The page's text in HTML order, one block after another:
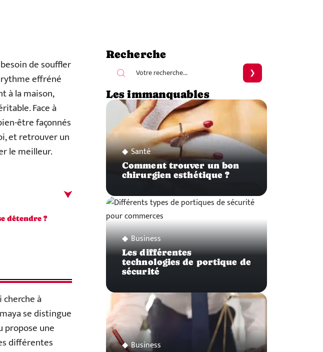
de souffler
rythme effréné
à la maison,
Face à
être façonnés
et retrouver un
le meilleur.
détendre ?
à
se distingue
propose une
différentes
Recherche
Les immanquables
Santé
Comment trouver un bon
chirurgien esthétique ?
Business
Les différentes
technologies de portique de
sécurité
Business